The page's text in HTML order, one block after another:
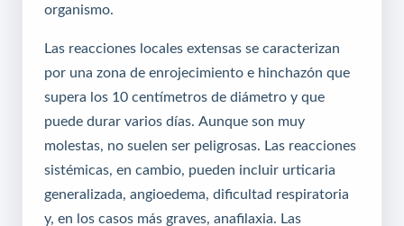
organismo.
Las reacciones locales extensas se caracterizan
por una zona de enrojecimiento e hinchazón que
supera los 10 centímetros de diámetro y que
puede durar varios días. Aunque son muy
molestas, no suelen ser peligrosas. Las reacciones
sistémicas, en cambio, pueden incluir urticaria
generalizada, angioedema, dificultad respiratoria
y, en los casos más graves, anafilaxia. Las